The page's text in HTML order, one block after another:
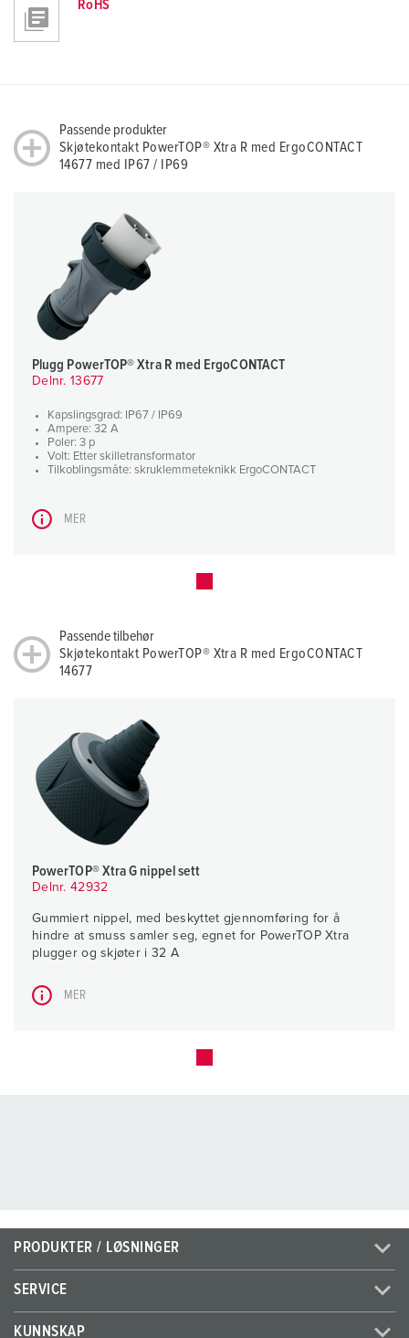
RoHS
Passende produkter
Skjøtekontakt PowerTOP® Xtra R med ErgoCONTACT
14677 med IP67 / IP69
Plugg PowerTOP® Xtra R med ErgoCONTACT
Delnr. 13677
Kapslingsgrad: IP67 / IP69
Ampere: 32 A
Poler: 3 p
Volt: Etter skilletransformator
Tilkoblingsmåte: skruklemmeteknikk ErgoCONTACT
MER
Passende tilbehør
Skjøtekontakt PowerTOP® Xtra R med ErgoCONTACT
14677
PowerTOP® Xtra G nippel sett
Delnr. 42932
Gummiert nippel, med beskyttet gjennomføring for å
hindre at smuss samler seg, egnet for PowerTOP Xtra
plugger og skjøter i 32 A
MER
PRODUKTER / LØSNINGER
SERVICE
KUNNSKAP